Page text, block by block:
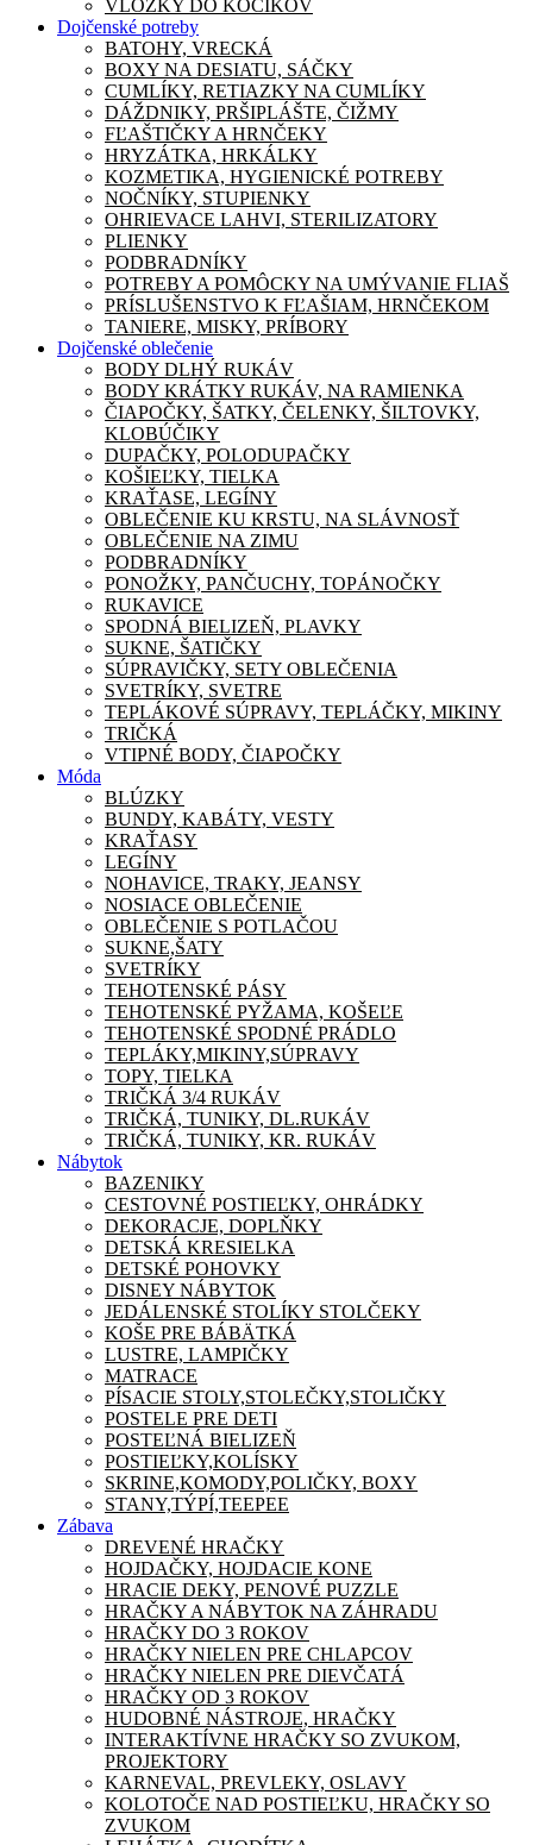
VLOŽKY DO KOČÍKOV
Dojčenské potreby
BATOHY, VRECKÁ
BOXY NA DESIATU, SÁČKY
CUMLÍKY, RETIAZKY NA CUMLÍKY
DÁŽDNIKY, PRŠIPLÁŠTE, ČIŽMY
FĽAŠTIČKY A HRNČEKY
HRYZÁTKA, HRKÁLKY
KOZMETIKA, HYGIENICKÉ POTREBY
NOČNÍKY, STUPIENKY
OHRIEVACE LAHVI, STERILIZATORY
PLIENKY
PODBRADNÍKY
POTREBY A POMÔCKY NA UMÝVANIE FLIAŠ
PRÍSLUŠENSTVO K FĽAŠIAM, HRNČEKOM
TANIERE, MISKY, PRÍBORY
Dojčenské oblečenie
BODY DLHÝ RUKÁV
BODY KRÁTKY RUKÁV, NA RAMIENKA
ČIAPOČKY, ŠATKY, ČELENKY, ŠILTOVKY,
KLOBÚČIKY
DUPAČKY, POLODUPAČKY
KOŠIEĽKY, TIELKA
KRAŤASE, LEGÍNY
OBLEČENIE KU KRSTU, NA SLÁVNOSŤ
OBLEČENIE NA ZIMU
PODBRADNÍKY
PONOŽKY, PANČUCHY, TOPÁNOČKY
RUKAVICE
SPODNÁ BIELIZEŇ, PLAVKY
SUKNE, ŠATIČKY
SÚPRAVIČKY, SETY OBLEČENIA
SVETRÍKY, SVETRE
TEPLÁKOVÉ SÚPRAVY, TEPLÁČKY, MIKINY
TRIČKÁ
VTIPNÉ BODY, ČIAPOČKY
Móda
BLÚZKY
BUNDY, KABÁTY, VESTY
KRAŤASY
LEGÍNY
NOHAVICE, TRAKY, JEANSY
NOSIACE OBLEČENIE
OBLEČENIE S POTLAČOU
SUKNE,ŠATY
SVETRÍKY
TEHOTENSKÉ PÁSY
TEHOTENSKÉ PYŽAMA, KOŠEĽE
TEHOTENSKÉ SPODNÉ PRÁDLO
TEPLÁKY,MIKINY,SÚPRAVY
TOPY, TIELKA
TRIČKÁ 3/4 RUKÁV
TRIČKÁ, TUNIKY, DL.RUKÁV
TRIČKÁ, TUNIKY, KR. RUKÁV
Nábytok
BAZENIKY
CESTOVNÉ POSTIEĽKY, OHRÁDKY
DEKORACJE, DOPLŇKY
DETSKÁ KRESIELKA
DETSKÉ POHOVKY
DISNEY NÁBYTOK
JEDÁLENSKÉ STOLÍKY STOLČEKY
KOŠE PRE BÁBÄTKÁ
LUSTRE, LAMPIČKY
MATRACE
PÍSACIE STOLY,STOLEČKY,STOLIČKY
POSTELE PRE DETI
POSTEĽNÁ BIELIZEŇ
POSTIEĽKY,KOLÍSKY
SKRINE,KOMODY,POLIČKY, BOXY
STANY,TÝPÍ,TEEPEE
Zábava
DREVENÉ HRAČKY
HOJDAČKY, HOJDACIE KONE
HRACIE DEKY, PENOVÉ PUZZLE
HRAČKY A NÁBYTOK NA ZÁHRADU
HRAČKY DO 3 ROKOV
HRAČKY NIELEN PRE CHLAPCOV
HRAČKY NIELEN PRE DIEVČATÁ
HRAČKY OD 3 ROKOV
HUDOBNÉ NÁSTROJE, HRAČKY
INTERAKTÍVNE HRAČKY SO ZVUKOM,
PROJEKTORY
KARNEVAL, PREVLEKY, OSLAVY
KOLOTOČE NAD POSTIEĽKU, HRAČKY SO
ZVUKOM